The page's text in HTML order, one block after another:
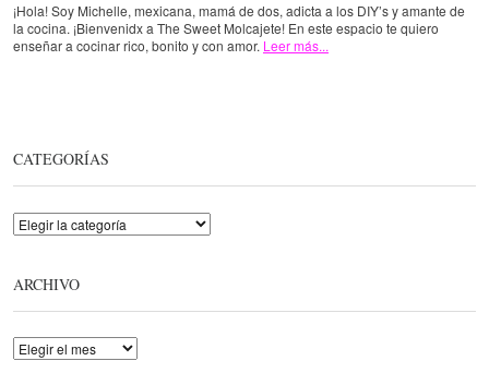
¡Hola! Soy Michelle, mexicana, mamá de dos, adicta a los DIY’s y amante de
la cocina. ¡Bienvenidx a The Sweet Molcajete! En este espacio te quiero
enseñar a cocinar rico, bonito y con amor. Leer más...
CATEGORÍAS
Categorías
ARCHIVO
Archivo